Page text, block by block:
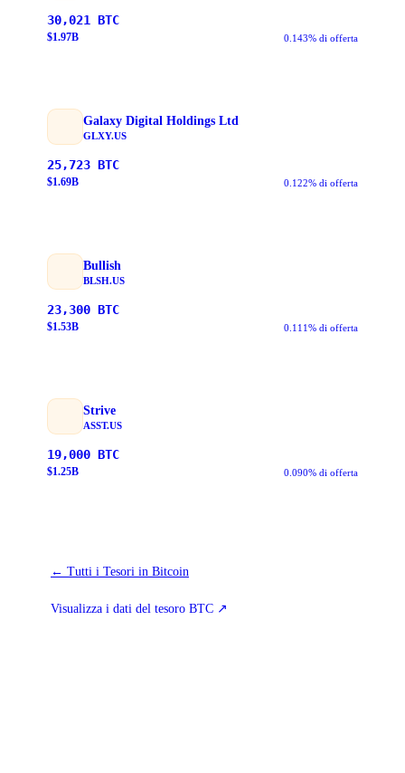
30,021 BTC
$1.97B 0.143% di offerta
Galaxy Digital Holdings Ltd
GLXY.US
25,723 BTC
$1.69B 0.122% di offerta
Bullish
BLSH.US
23,300 BTC
$1.53B 0.111% di offerta
Strive
ASST.US
19,000 BTC
$1.25B 0.090% di offerta
← Tutti i Tesori in Bitcoin
Visualizza i dati del tesoro BTC ↗